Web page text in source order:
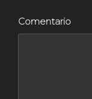
Comentario